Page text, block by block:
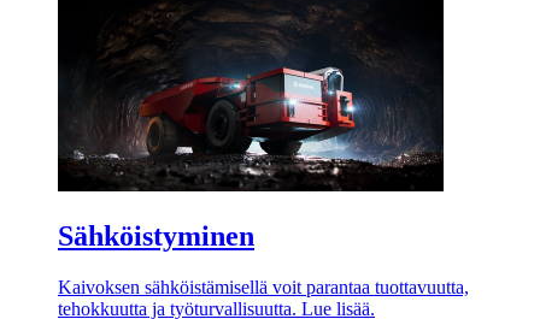
Sähköistyminen
Kaivoksen sähköistämisellä voit parantaa tuottavuutta,
tehokkuutta ja työturvallisuutta. Lue lisää.